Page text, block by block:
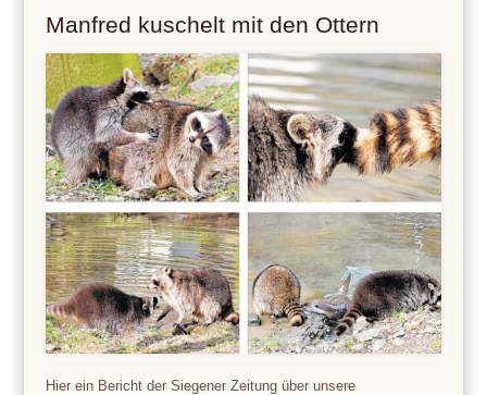
Manfred kuschelt mit den Ottern
Hier ein Bericht der Siegener Zeitung über unsere